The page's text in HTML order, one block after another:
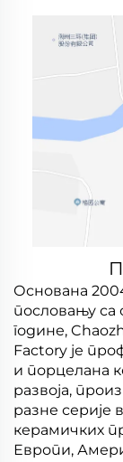
Основана
пословању
године,
Factory је
и порцелана
развоја,
разне серије
керамичких
Европи,